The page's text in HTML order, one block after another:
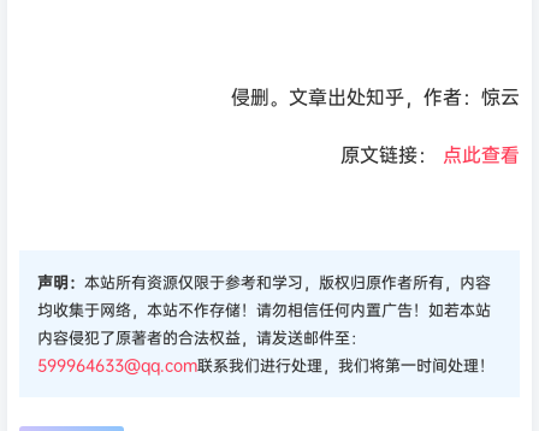
侵删。文章出处知乎，作者：惊云
原文链接： 点此查看
声明： 本站所有资源仅限于参考和学习，版权归原作者所有，内容
均收集于网络，本站不作存储！请勿相信任何内置广告！如若本站
内容侵犯了原著者的合法权益，请发送邮件至：
599964633@qq.com联系我们进行处理，我们将第一时间处理！